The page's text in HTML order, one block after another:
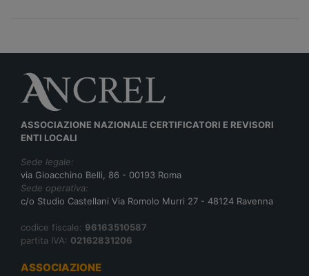
ASSOCIAZIONE NAZIONALE CERTIFICATORI E REVISORI
ENTI LOCALI
Sede legale:
via Gioacchino Belli, 86 - 00193 Roma
Sede operativa:
c/o Studio Castellani Via Romolo Murri 27 - 48124 Ravenna
codice fiscale: 96163510587
partita IVA: 02162831206
ASSOCIAZIONE